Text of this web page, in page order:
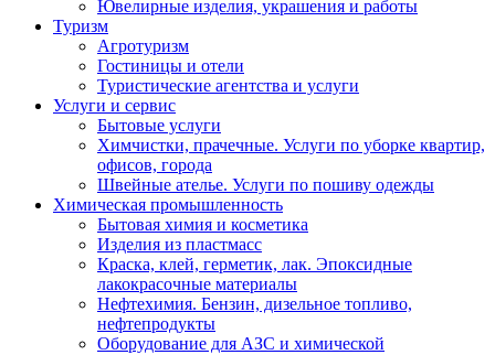
Ювелирные изделия, украшения и работы
Туризм
Агротуризм
Гостиницы и отели
Туристические агентства и услуги
Услуги и сервис
Бытовые услуги
Химчистки, прачечные. Услуги по уборке квартир,
офисов, города
Швейные ателье. Услуги по пошиву одежды
Химическая промышленность
Бытовая химия и косметика
Изделия из пластмасс
Краска, клей, герметик, лак. Эпоксидные
лакокрасочные материалы
Нефтехимия. Бензин, дизельное топливо,
нефтепродукты
Оборудование для АЗС и химической